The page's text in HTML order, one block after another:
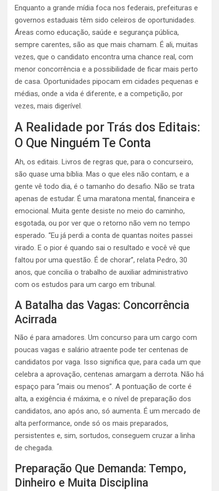
Enquanto a grande mídia foca nos federais, prefeituras e
governos estaduais têm sido celeiros de oportunidades.
Áreas como educação, saúde e segurança pública,
sempre carentes, são as que mais chamam. É ali, muitas
vezes, que o candidato encontra uma chance real, com
menor concorrência e a possibilidade de ficar mais perto
de casa. Oportunidades pipocam em cidades pequenas e
médias, onde a vida é diferente, e a competição, por
vezes, mais digerível.
A Realidade por Trás dos Editais:
O Que Ninguém Te Conta
Ah, os editais. Livros de regras que, para o concurseiro,
são quase uma bíblia. Mas o que eles não contam, e a
gente vê todo dia, é o tamanho do desafio. Não se trata
apenas de estudar. É uma maratona mental, financeira e
emocional. Muita gente desiste no meio do caminho,
esgotada, ou por ver que o retorno não vem no tempo
esperado. “Eu já perdi a conta de quantas noites passei
virado. E o pior é quando sai o resultado e você vê que
faltou por uma questão. É de chorar”, relata Pedro, 30
anos, que concilia o trabalho de auxiliar administrativo
com os estudos para um cargo em tribunal.
A Batalha das Vagas: Concorrência
Acirrada
Não é para amadores. Um concurso para um cargo com
poucas vagas e salário atraente pode ter centenas de
candidatos por vaga. Isso significa que, para cada um que
celebra a aprovação, centenas amargam a derrota. Não há
espaço para “mais ou menos”. A pontuação de corte é
alta, a exigência é máxima, e o nível de preparação dos
candidatos, ano após ano, só aumenta. É um mercado de
alta performance, onde só os mais preparados,
persistentes e, sim, sortudos, conseguem cruzar a linha
de chegada.
Preparação Que Demanda: Tempo,
Dinheiro e Muita Disciplina